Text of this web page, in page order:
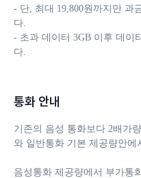
- 단, 최대 19,800원까지만 과
다.
- 초과 데이터 3GB 이후 데이
다.
통화 안내
기존의 음성 통화보다 2배가
와 일반통화 기본 제공량안에
음성통화 제공량에서 부가통